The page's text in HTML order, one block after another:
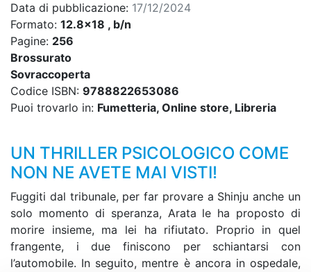
Data di pubblicazione: 17/12/2024
Formato: 12.8x18 , b/n
Pagine: 256
Brossurato
Sovraccoperta
Codice ISBN: 9788822653086
Puoi trovarlo in: Fumetteria, Online store, Libreria
UN THRILLER PSICOLOGICO COME
NON NE AVETE MAI VISTI!
Fuggiti dal tribunale, per far provare a Shinju anche un
solo momento di speranza, Arata le ha proposto di
morire insieme, ma lei ha rifiutato. Proprio in quel
frangente, i due finiscono per schiantarsi con
l’automobile. In seguito, mentre è ancora in ospedale,